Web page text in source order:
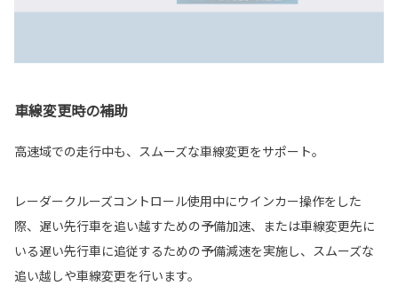
車線変更時の補助
高速域での走行中も、スムーズな車線変更をサポート。
レーダークルーズコントロール使用中にウインカー操作をした
際、遅い先行車を追い越すための予備加速、または車線変更先に
いる遅い先行車に追従するための予備減速を実施し、スムーズな
追い越しや車線変更を行います。